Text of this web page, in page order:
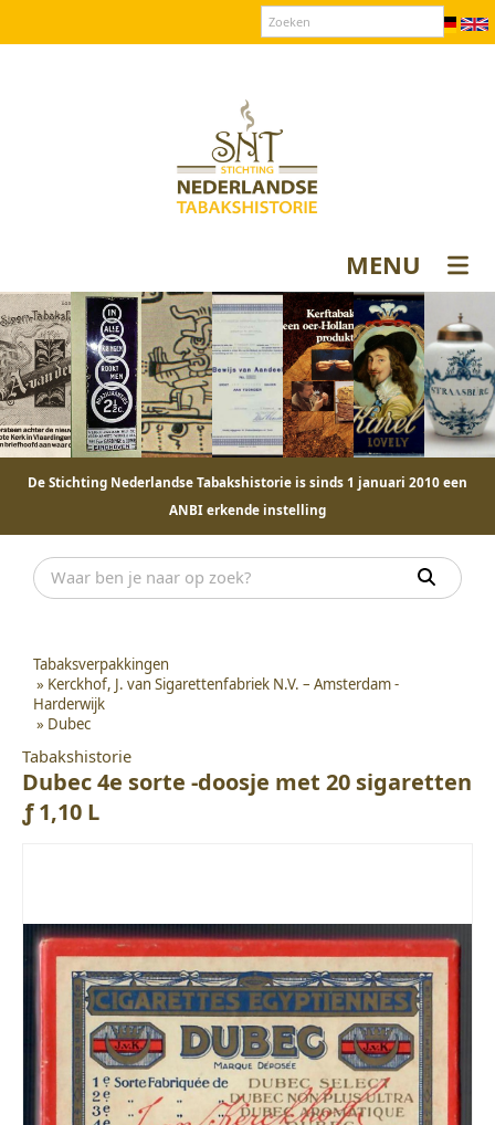
MENU
De Stichting Nederlandse Tabakshistorie is sinds 1 januari 2010 een
ANBI erkende instelling
Tabaksverpakkingen
» Kerckhof, J. van Sigarettenfabriek N.V. – Amsterdam -
Harderwijk
» Dubec
Tabakshistorie
Dubec 4e sorte -doosje met 20 sigaretten
ƒ 1,10 L